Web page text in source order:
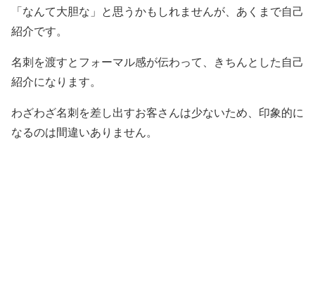
「なんて大胆な」と思うかもしれませんが、あくまで自己
紹介です。
名刺を渡すとフォーマル感が伝わって、きちんとした自己
紹介になります。
わざわざ名刺を差し出すお客さんは少ないため、印象的に
なるのは間違いありません。